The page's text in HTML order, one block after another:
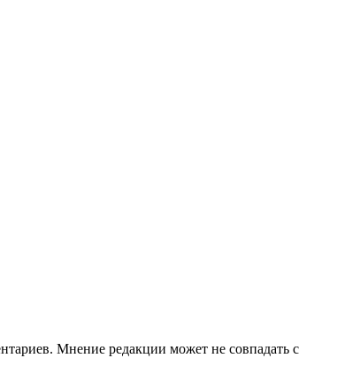
Мнение редакции может не совпадать с